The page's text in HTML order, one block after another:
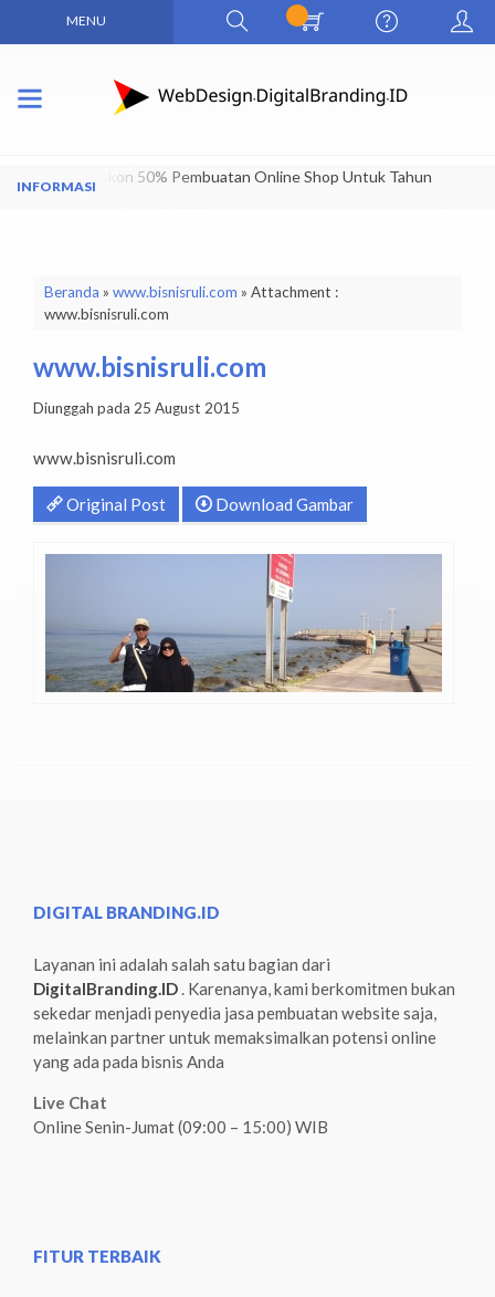
MENU
Dapatkan Diskon 50% Pembuatan Online Shop Untuk Tahun
Beranda » www.bisnisruli.com » Attachment :
www.bisnisruli.com
www.bisnisruli.com
Diunggah pada 25 August 2015
www.bisnisruli.com
Original Post Download Gambar
DIGITAL BRANDING.ID
Layanan ini adalah salah satu bagian dari
DigitalBranding.ID. Karenanya, kami berkomitmen bukan
sekedar menjadi penyedia jasa pembuatan website saja,
melainkan partner untuk memaksimalkan potensi online
yang ada pada bisnis Anda
Live Chat
Online Senin-Jumat (09:00 – 15:00) WIB
FITUR TERBAIK